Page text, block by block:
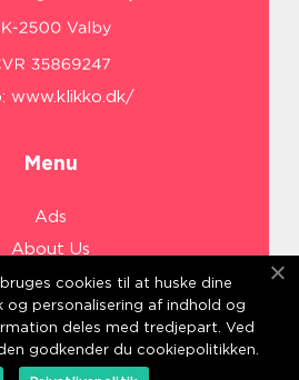
www.klikko.dk/
Menu
Ads
About Us
Cookies
Contact
Sitemap
cookies til at huske dine
og personalisering af indhold og
deles med tredjepart. Ved
godkender du cookiepolitikken.